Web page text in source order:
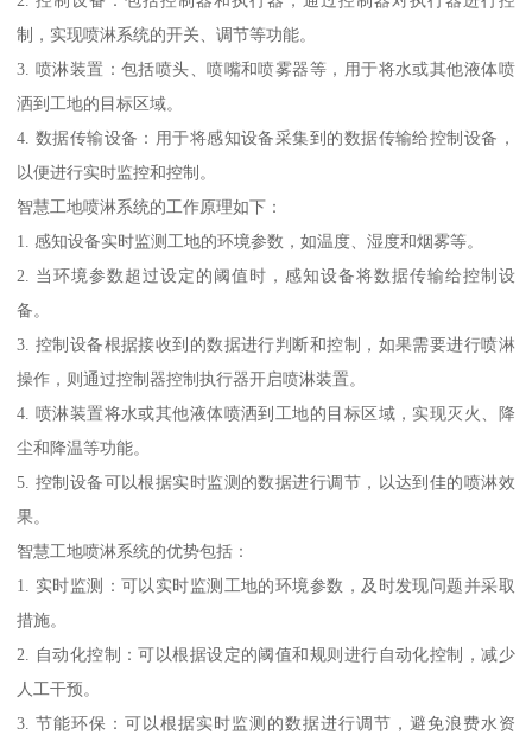
制，实现喷淋系统的开关、调节等功能。
3. 喷淋装置：包括喷头、喷嘴和喷雾器等，用于将水或其他液体喷
洒到工地的目标区域。
4. 数据传输设备：用于将感知设备采集到的数据传输给控制设备，
以便进行实时监控和控制。
智慧工地喷淋系统的工作原理如下：
1. 感知设备实时监测工地的环境参数，如温度、湿度和烟雾等。
2. 当环境参数超过设定的阈值时，感知设备将数据传输给控制设
备。
3. 控制设备根据接收到的数据进行判断和控制，如果需要进行喷淋
操作，则通过控制器控制执行器开启喷淋装置。
4. 喷淋装置将水或其他液体喷洒到工地的目标区域，实现灭火、降
尘和降温等功能。
5. 控制设备可以根据实时监测的数据进行调节，以达到佳的喷淋效
果。
智慧工地喷淋系统的优势包括：
1. 实时监测：可以实时监测工地的环境参数，及时发现问题并采取
措施。
2. 自动化控制：可以根据设定的阈值和规则进行自动化控制，减少
人工干预。
3. 节能环保：可以根据实时监测的数据进行调节，避免浪费水资